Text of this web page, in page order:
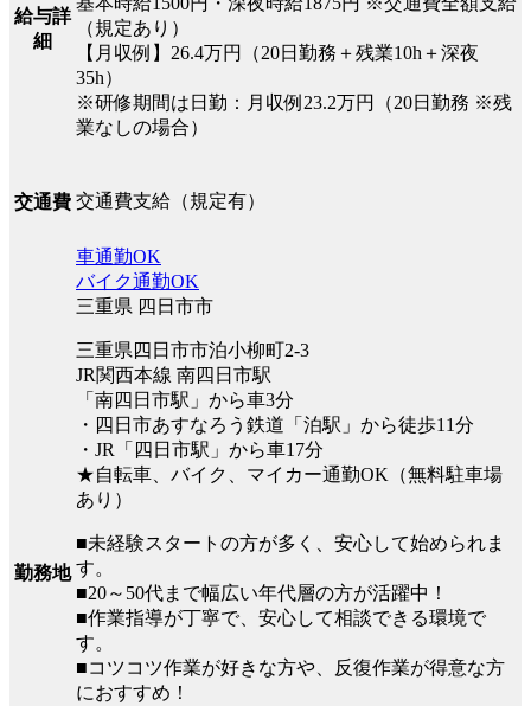
給与詳
細
（規定あり）
【月収例】26.4万円（20日勤務＋残業10h＋深夜
35h）
※研修期間は日勤：月収例23.2万円（20日勤務 ※残
業なしの場合）
交通費 交通費支給（規定有）
勤務地
車通勤OK
バイク通勤OK
三重県 四日市市
三重県四日市市泊小柳町2-3
JR関西本線 南四日市駅
「南四日市駅」から車3分
・四日市あすなろう鉄道「泊駅」から徒歩11分
・JR「四日市駅」から車17分
★自転車、バイク、マイカー通勤OK（無料駐車場
あり）
■未経験スタートの方が多く、安心して始められま
す。
■20～50代まで幅広い年代層の方が活躍中！
■作業指導が丁寧で、安心して相談できる環境で
す。
■コツコツ作業が好きな方や、反復作業が得意な方
におすすめ！